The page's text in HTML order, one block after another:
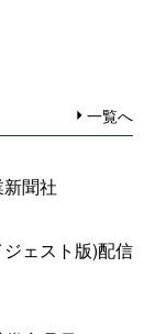
一覧へ
聞社
ェスト版)配信